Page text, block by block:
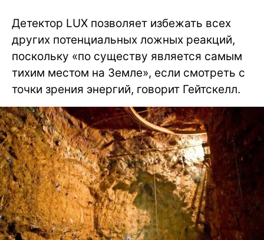
Детектор LUX позволяет избежать всех
других потенциальных ложных реакций,
поскольку «по существу является самым
тихим местом на Земле», если смотреть с
точки зрения энергий, говорит Гейтскелл.